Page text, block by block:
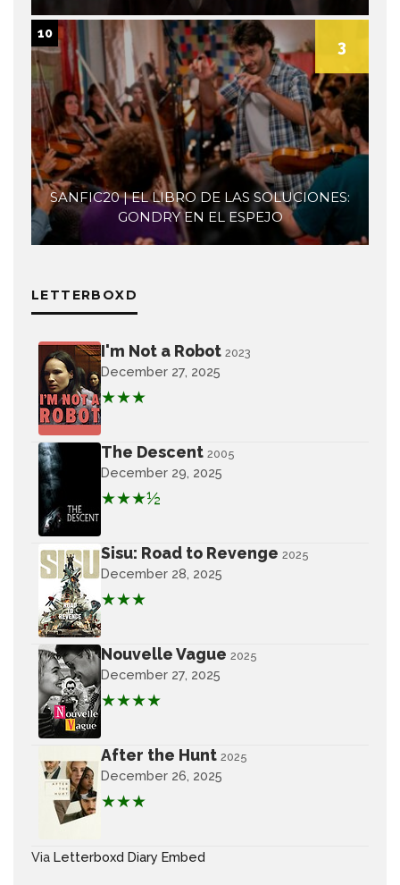
SANFIC20 | EL LIBRO DE LAS SOLUCIONES:
GONDRY EN EL ESPEJO
3
10
LETTERBOXD
I'm Not a Robot 2023
December 27, 2025
★★★
The Descent 2005
December 29, 2025
★★★½
Sisu: Road to Revenge 2025
December 28, 2025
★★★
Nouvelle Vague 2025
December 27, 2025
★★★★
After the Hunt 2025
December 26, 2025
★★★
Via Letterboxd Diary Embed